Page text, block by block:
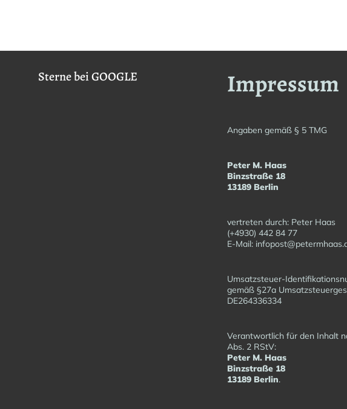
Sterne bei GOOGLE Impressum
Angaben gemäß § 5 TMG
Peter M. Haas
Binzstraße 18
13189 Berlin
vertreten durch: Peter Haas
(+4930) 442 84 77
E-Mail:
Umsatzsteuer-
gemäß §27a
DE264336334
Verantwortlich für den Inhalt
Abs. 2 RStV:
Peter M. Haas
Binzstraße 18
13189 Berlin.